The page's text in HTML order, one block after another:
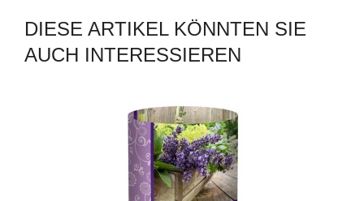
DIESE ARTIKEL KÖNNTEN SIE
AUCH INTERESSIEREN